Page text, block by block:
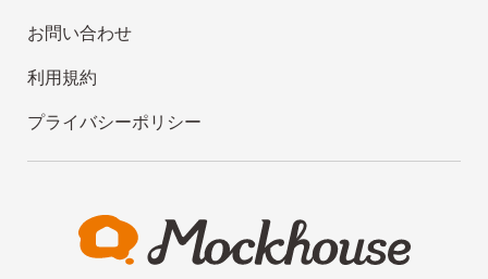
お問い合わせ
利用規約
プライバシーポリシー